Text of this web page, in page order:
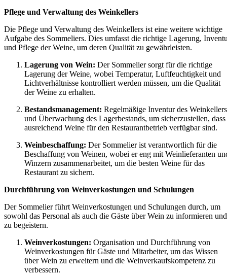
Pflege und Verwaltung des Weinkellers
Die Pflege und Verwaltung des Weinkellers ist eine weitere wichtige
Aufgabe des Sommeliers. Dies umfasst die richtige Lagerung,
und Pflege der Weine, um deren Qualität zu gewährleisten.
Lagerung von Wein: Der Sommelier sorgt für die richtige
Lagerung der Weine, wobei Temperatur, Luftfeuchtigkeit und
Lichtverhältnisse kontrolliert werden müssen, um die Qualität
der Weine zu erhalten.
Bestandsmanagement: Regelmäßige Inventur des Weinkellers
und Überwachung des Lagerbestands, um sicherzustellen, dass
ausreichend Weine für den Restaurantbetrieb verfügbar sind.
Weinbeschaffung: Der Sommelier ist verantwortlich für die
Beschaffung von Weinen, wobei er eng mit Weinlieferanten
Winzern zusammenarbeitet, um die besten Weine für das
Restaurant zu sichern.
Durchführung von Weinverkostungen und Schulungen
Der Sommelier führt Weinverkostungen und Schulungen durch, um
sowohl das Personal als auch die Gäste über Wein zu informieren und
zu begeistern.
Weinverkostungen: Organisation und Durchführung von
Weinverkostungen für Gäste und Mitarbeiter, um das Wissen
über Wein zu erweitern und die Weinverkaufskompetenz zu
verbessern.